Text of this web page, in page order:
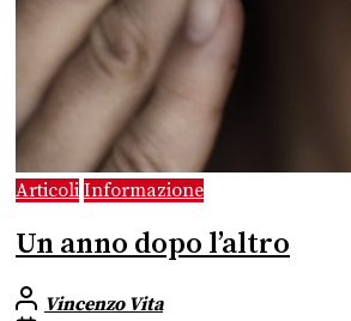
Articoli Informazione
Un anno dopo l’altro
Vincenzo Vita